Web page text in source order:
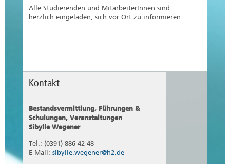
Alle Studierenden und MitarbeiterInnen sind
herzlich eingeladen, sich vor Ort zu informieren.
Kontakt
Bestandsvermittlung, Führungen &
Schulungen, Veranstaltungen
Sibylle Wegener
Tel.: (0391) 886 42 48
E-Mail: sibylle.wegener@h2.de